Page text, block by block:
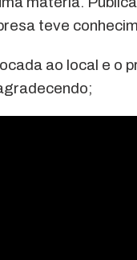
teve
ao local e o